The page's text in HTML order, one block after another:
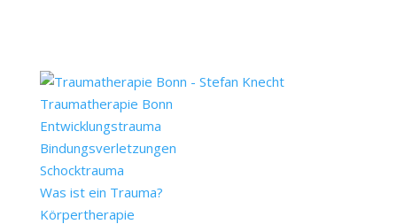
Traumatherapie Bonn
Entwicklungstrauma
Bindungsverletzungen
Schocktrauma
Was ist ein Trauma?
Körpertherapie